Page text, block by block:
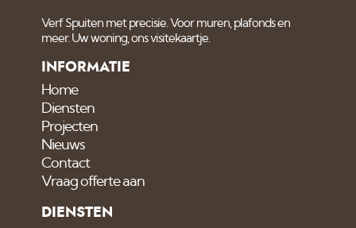
Verf Spuiten met precisie. Voor muren, plafonds en
meer. Uw woning, ons visitekaartje.
INFORMATIE
Home
Diensten
Projecten
Nieuws
Contact
Vraag offerte aan
DIENSTEN